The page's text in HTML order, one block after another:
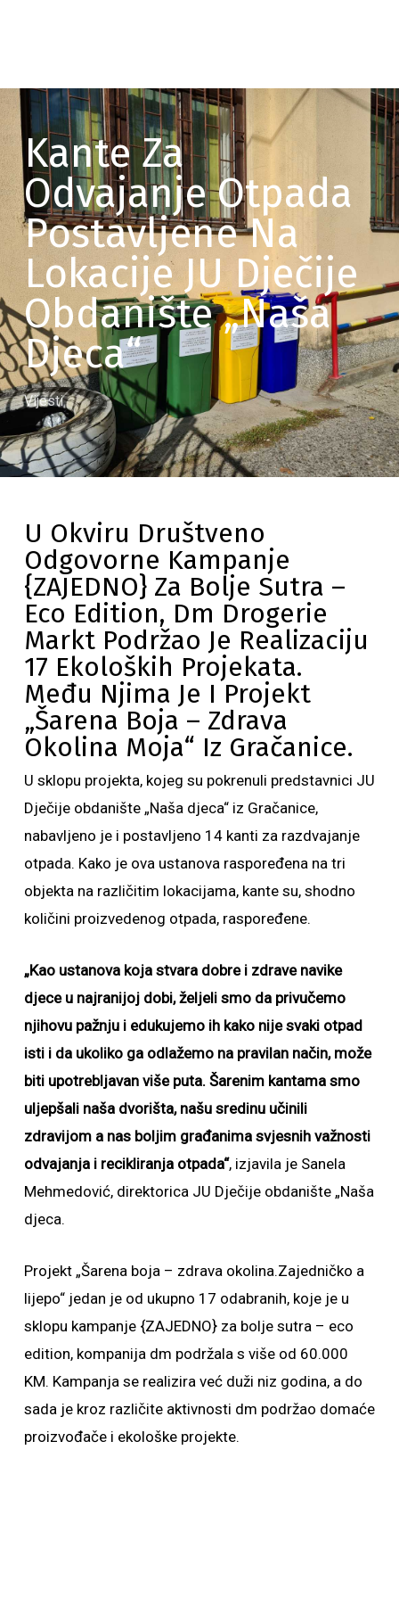
Kante Za
Odvajanje Otpada
Postavljene Na
Lokacije JU Dječije
Obdanište „Naša
Djeca“
Vijesti
U Okviru Društveno
Odgovorne Kampanje
{ZAJEDNO} Za Bolje Sutra –
Eco Edition, Dm Drogerie
Markt Podržao Je Realizaciju
17 Ekoloških Projekata.
Među Njima Je I Projekt
„Šarena Boja – Zdrava
Okolina Moja“ Iz Gračanice.
U sklopu projekta, kojeg su pokrenuli predstavnici JU
Dječije obdanište „Naša djeca“ iz Gračanice,
nabavljeno je i postavljeno 14 kanti za razdvajanje
otpada. Kako je ova ustanova raspoređena na tri
objekta na različitim lokacijama, kante su, shodno
količini proizvedenog otpada, raspoređene.
„Kao ustanova koja stvara dobre i zdrave navike
djece u najranijoj dobi, željeli smo da privučemo
njihovu pažnju i edukujemo ih kako nije svaki otpad
isti i da ukoliko ga odlažemo na pravilan način, može
biti upotrebljavan više puta. Šarenim kantama smo
uljepšali naša dvorišta, našu sredinu učinili
zdravijom a nas boljim građanima svjesnih važnosti
odvajanja i recikliranja otpada“, izjavila je Sanela
Mehmedović, direktorica JU Dječije obdanište „Naša
djeca.
Projekt „Šarena boja – zdrava okolina.Zajedničko a
lijepo“ jedan je od ukupno 17 odabranih, koje je u
sklopu kampanje {ZAJEDNO} za bolje sutra – eco
edition, kompanija dm podržala s više od 60.000
KM. Kampanja se realizira već duži niz godina, a do
sada je kroz različite aktivnosti dm podržao domaće
proizvođače i ekološke projekte.